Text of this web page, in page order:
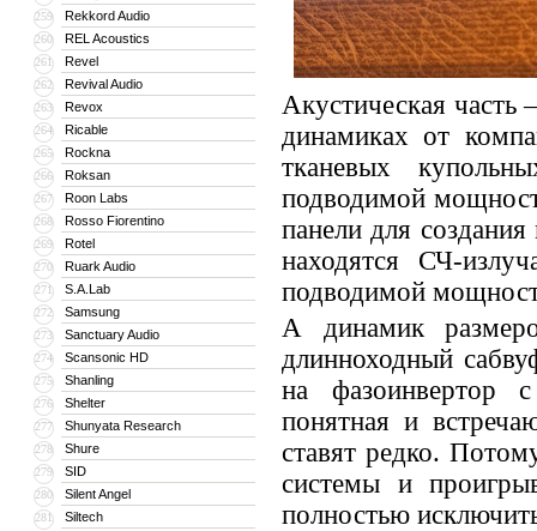
259 Rekkord Audio
260 REL Acoustics
261 Revel
262 Revival Audio
263 Revox
264 Ricable
265 Rockna
266 Roksan
267 Roon Labs
268 Rosso Fiorentino
269 Rotel
270 Ruark Audio
271 S.A.Lab
272 Samsung
273 Sanctuary Audio
274 Scansonic HD
275 Shanling
276 Shelter
277 Shunyata Research
278 Shure
279 SID
280 Silent Angel
281 Siltech
Акустическая часть
динамиках от
тканевых
подводимой
панели для
находятся СЧ-
подводимой
А динамик
длинноходный
на фазоинвертор
понятная и
ставят редко.
системы и
полностью